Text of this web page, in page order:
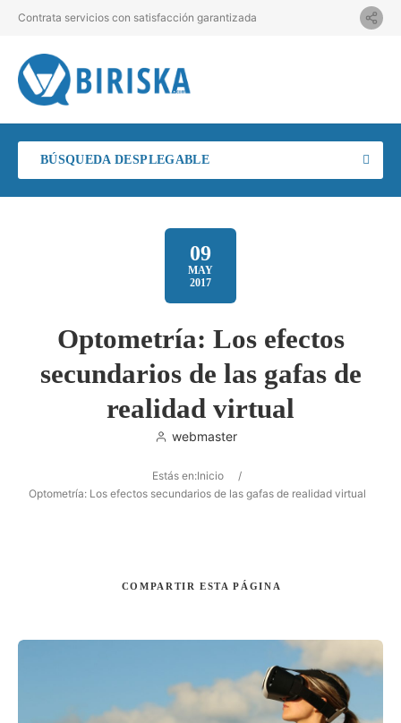
Contrata servicios con satisfacción garantizada
BÚSQUEDA DESPLEGABLE
Buscar
09
MAY
2017
Optometría: Los efectos
secundarios de las gafas de
realidad virtual
webmaster
Estás en:Inicio
/
Optometría: Los efectos secundarios de las gafas de realidad virtual
COMPARTIR ESTA PÁGINA